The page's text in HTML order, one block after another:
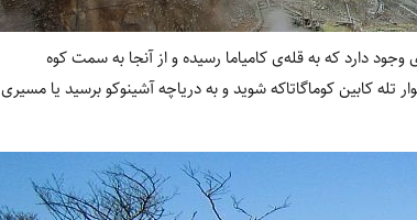
وجود دارد که به قله‌ی کامیاما رسیده و از آنجا به سمت کوه
تله کابین کوماگاتاکه شوید و به دریاچه آشینوکو برسید یا مسیری